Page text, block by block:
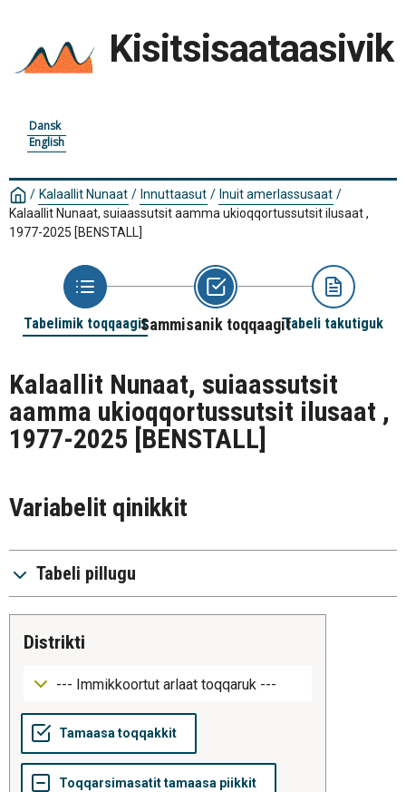
Kisitsisaataasivik
Dansk
English
/ Kalaallit Nunaat / Innuttaasut / Inuit amerlassusaat /
Kalaallit Nunaat, suiaassutsit aamma ukioqqortussutsit ilusaat ,
1977-2025 [BENSTALL]
Tabelimik toqqaagitSammisanik toqqaagitTabeli takutiguk
Kalaallit Nunaat, suiaassutsit
aamma ukioqqortussutsit ilusaat ,
1977-2025 [BENSTALL]
Variabelit qinikkit
Tabeli pillugu
distrikti